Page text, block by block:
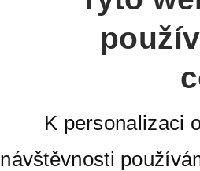
K personalizaci
návštěvnosti